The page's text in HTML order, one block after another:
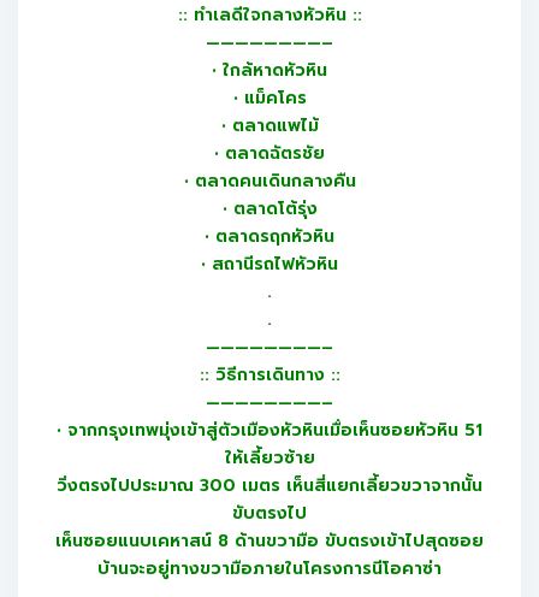
:: ทำเลดีใจกลางหัวหิน ::
————————–
• ใกล้หาดหัวหิน
• แม็คโคร
• ตลาดแพไม้
• ตลาดฉัตรชัย
• ตลาดคนเดินกลางคืน
• ตลาดโต้รุ่ง
• ตลาดรฤกหัวหิน
• สถานีรถไฟหัวหิน
.
.
————————–
:: วิธีการเดินทาง ::
————————–
• จากกรุงเทพมุ่งเข้าสู่ตัวเมืองหัวหินเมื่อเห็นซอยหัวหิน 51
ให้เลี้ยวซ้าย
วิ่งตรงไปประมาณ 300 เมตร เห็นสี่แยกเลี้ยวขวาจากนั้น
ขับตรงไป
เห็นซอยแนบเคหาสน์ 8 ด้านขวามือ ขับตรงเข้าไปสุดซอย
บ้านจะอยู่ทางขวามือภายในโครงการนีโอคาซ่า